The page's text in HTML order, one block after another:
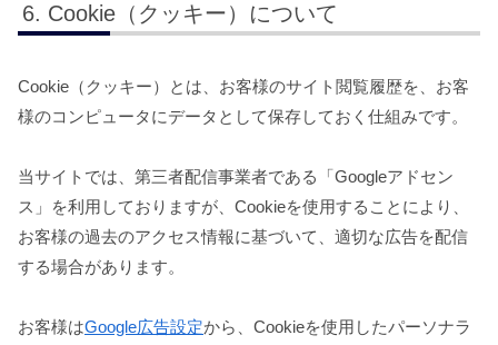
Cookie（クッキー）について
Cookie（クッキー）とは、お客様のサイト閲覧履歴を、お客
様のコンピュータにデータとして保存しておく仕組みです。
当サイトでは、第三者配信事業者である「Googleアドセン
ス」を利用しておりますが、Cookieを使用することにより、
お客様の過去のアクセス情報に基づいて、適切な広告を配信
する場合があります。
お客様はGoogle広告設定から、Cookieを使用したパーソナラ